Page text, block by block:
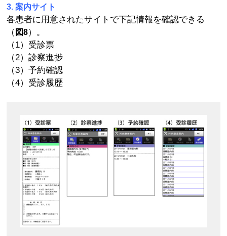
3. 案内サイト
各患者に用意されたサイトで下記情報を確認できる
（ 図8）。
（1）受診票
（2）診察進捗
（3）予約確認
（4）受診履歴